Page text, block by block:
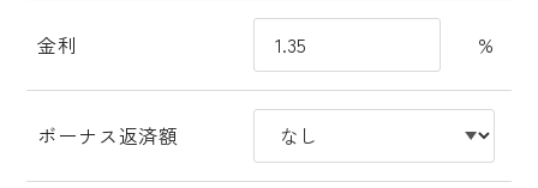
金利 %
ボーナス返済額